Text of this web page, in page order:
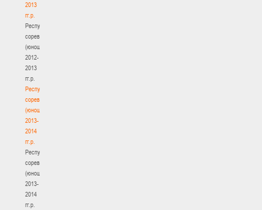
2013
гг.р.
Республиканские
соревнования
(юноши)
2012-
2013
гг.р.
Республиканские
соревнования
(юноши)
2013-
2014
гг.р.
Республиканские
соревнования
(юноши)
2013-
2014
гг.р.